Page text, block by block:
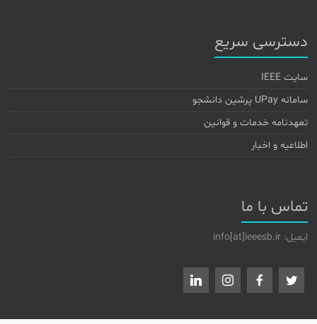
دسترسی سریع
سایت IEEE
سامانه UPay پرشین دانشجو
تعهدنامه خدمات و قوانین
اطلاعیه و اخبار
تماس با ما
ایمیل: info[at]ieeesb.ir